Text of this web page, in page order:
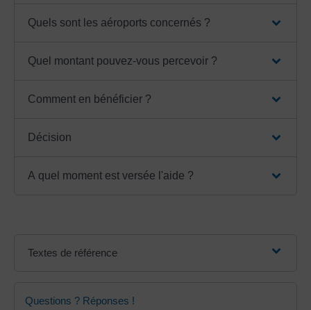
Quels sont les aéroports concernés ?
Quel montant pouvez-vous percevoir ?
Comment en bénéficier ?
Décision
A quel moment est versée l'aide ?
Textes de référence
Questions ? Réponses !